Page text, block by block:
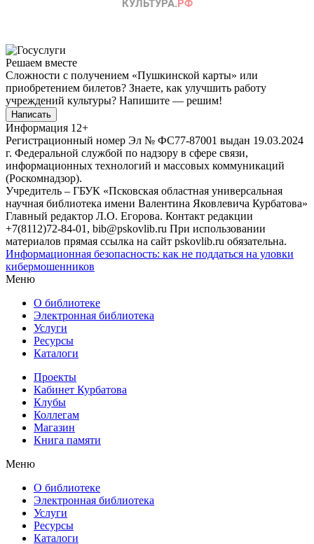
Решаем вместе
Сложности с получением «Пушкинской карты» или
приобретением билетов? Знаете, как улучшить работу
учреждений культуры? Напишите — решим!
Написать
Информация 12+
Регистрационный номер Эл № ФС77-87001 выдан 19.03.2024
г. Федеральной службой по надзору в сфере связи,
информационных технологий и массовых коммуникаций
(Роскомнадзор).
Учредитель – ГБУК «Псковская областная универсальная
научная библиотека имени Валентина Яковлевича Курбатова»
Главный редактор Л.О. Егорова. Контакт редакции
+7(8112)72-84-01, bib@pskovlib.ru При использовании
материалов прямая ссылка на сайт pskovlib.ru обязательна.
Информационная безопасность: как не поддаться на уловки
кибермошенников
Меню
О библиотеке
Электронная библиотека
Услуги
Ресурсы
Каталоги
Проекты
Кабинет Курбатова
Клубы
Коллегам
Магазин
Книга памяти
Меню
О библиотеке
Электронная библиотека
Услуги
Ресурсы
Каталоги